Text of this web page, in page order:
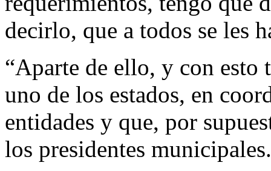
decirlo, que a todos se les
“Aparte de ello, y con esto
uno de los estados, en
entidades y que, por
los presidentes municipales.